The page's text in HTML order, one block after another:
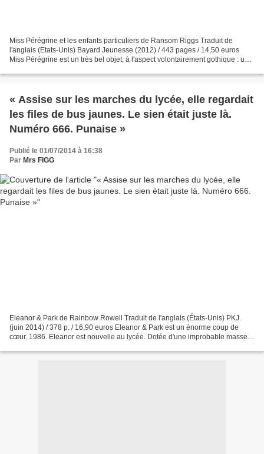
Miss Pérégrine et les enfants particuliers de Ransom Riggs Traduit de
l'anglais (Etats-Unis) Bayard Jeunesse (2012) / 443 pages / 14,50 euros
Miss Pérégrine est un très bel objet, à l'aspect volontairement gothique : une
« Assise sur les marches du lycée, elle regardait
les files de bus jaunes. Le sien était juste là.
Numéro 666. Punaise »
Publié le 01/07/2014 à 16:38
Par Mrs FIGG
Eleanor & Park de Rainbow Rowell Traduit de l'anglais (États-Unis) PKJ.
(juin 2014) / 378 p. / 16,90 euros Eleanor & Park est un énorme coup de
cœur. 1986. Eleanor est nouvelle au lycée. Dotée d'une improbable masse